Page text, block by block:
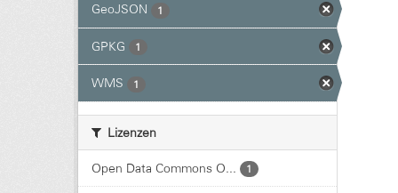
GeoJSON 1
GPKG 1
WMS 1
Lizenzen
Open Data Commons O... 1